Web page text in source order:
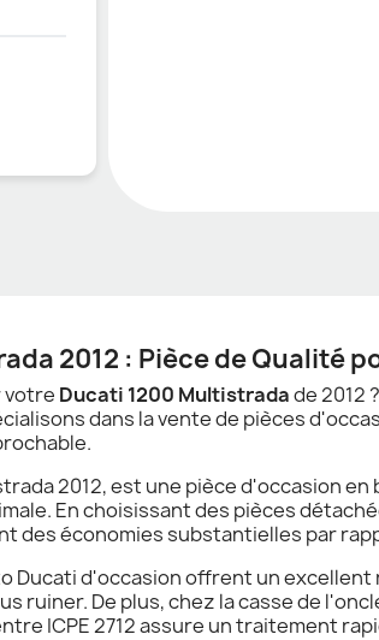
2012 : Pièce de Qualité
votre Ducati 1200 Multistradade 2012
dans la vente de pièces
2012, est une pièce d'occasion
En choisissant des pièces
des économies substantielles par
Ducati d'occasion offrent un
De plus, chez la casse de
ICPE 2712 assure un traitement